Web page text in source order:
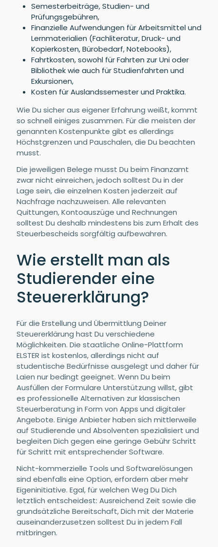
Semesterbeiträge, Studien- und
Prüfungsgebühren,
Finanzielle Aufwendungen für Arbeitsmittel und
Lernmaterialien (Fachliteratur, Druck- und
Kopierkosten, Bürobedarf, Notebooks),
Fahrtkosten, sowohl für Fahrten zur Uni oder
Bibliothek wie auch für Studienfahrten und
Exkursionen,
Kosten für Auslandssemester und Praktika.
Wie Du sicher aus eigener Erfahrung weißt, kommt
so schnell einiges zusammen. Für die meisten der
genannten Kostenpunkte gibt es allerdings
Höchstgrenzen und Pauschalen, die Du beachten
musst.
Die jeweiligen Belege musst Du beim Finanzamt
zwar nicht einreichen, jedoch solltest Du in der
Lage sein, die einzelnen Kosten jederzeit auf
Nachfrage nachzuweisen. Alle relevanten
Quittungen, Kontoauszüge und Rechnungen
solltest Du deshalb mindestens bis zum Erhalt des
Steuerbescheids sorgfältig aufbewahren.
Wie erstellt man als
Studierender eine
Steuererklärung?
Für die Erstellung und Übermittlung Deiner
Steuererklärung hast Du verschiedene
Möglichkeiten. Die staatliche Online-Plattform
ELSTER ist kostenlos, allerdings nicht auf
studentische Bedürfnisse ausgelegt und daher für
Laien nur bedingt geeignet. Wenn Du beim
Ausfüllen der Formulare Unterstützung willst, gibt
es professionelle Alternativen zur klassischen
Steuerberatung in Form von Apps und digitaler
Angebote. Einige Anbieter haben sich mittlerweile
auf Studierende und Absolventen spezialisiert und
begleiten Dich gegen eine geringe Gebühr Schritt
für Schritt mit entsprechender Software.
Nicht-kommerzielle Tools und Softwarelösungen
sind ebenfalls eine Option, erfordern aber mehr
Eigeninitiative. Egal, für welchen Weg Du Dich
letztlich entscheidest: Ausreichend Zeit sowie die
grundsätzliche Bereitschaft, Dich mit der Materie
auseinanderzusetzen solltest Du in jedem Fall
mitbringen.